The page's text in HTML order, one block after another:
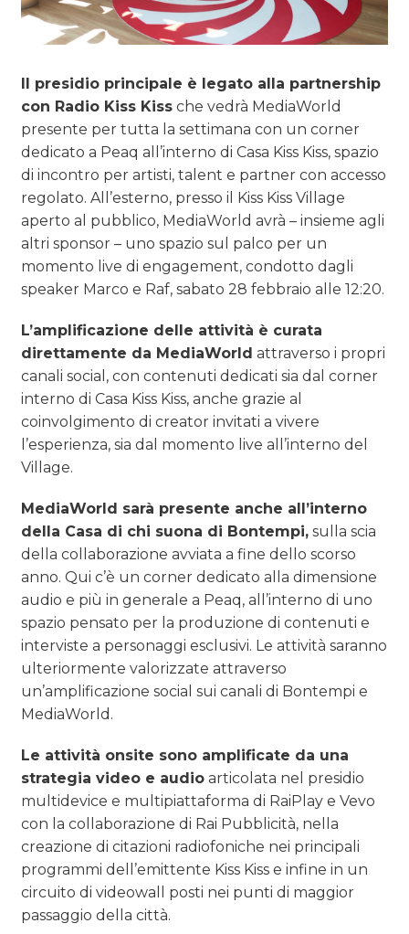
Il presidio principale è legato alla partnership
con Radio Kiss Kiss che vedrà MediaWorld
presente per tutta la settimana con un corner
dedicato a Peaq all’interno di Casa Kiss Kiss, spazio
di incontro per artisti, talent e partner con accesso
regolato. All’esterno, presso il Kiss Kiss Village
aperto al pubblico, MediaWorld avrà – insieme agli
altri sponsor – uno spazio sul palco per un
momento live di engagement, condotto dagli
speaker Marco e Raf, sabato 28 febbraio alle 12:20.
L’amplificazione delle attività è curata
direttamente da MediaWorld attraverso i propri
canali social, con contenuti dedicati sia dal corner
interno di Casa Kiss Kiss, anche grazie al
coinvolgimento di creator invitati a vivere
l’esperienza, sia dal momento live all’interno del
Village.
MediaWorld sarà presente anche all’interno
della Casa di chi suona di Bontempi, sulla scia
della collaborazione avviata a fine dello scorso
anno. Qui c’è un corner dedicato alla dimensione
audio e più in generale a Peaq, all’interno di uno
spazio pensato per la produzione di contenuti e
interviste a personaggi esclusivi. Le attività saranno
ulteriormente valorizzate attraverso
un’amplificazione social sui canali di Bontempi e
MediaWorld.
Le attività onsite sono amplificate da una
strategia video e audio articolata nel presidio
multidevice e multipiattaforma di RaiPlay e Vevo
con la collaborazione di Rai Pubblicità, nella
creazione di citazioni radiofoniche nei principali
programmi dell’emittente Kiss Kiss e infine in un
circuito di videowall posti nei punti di maggior
passaggio della città.